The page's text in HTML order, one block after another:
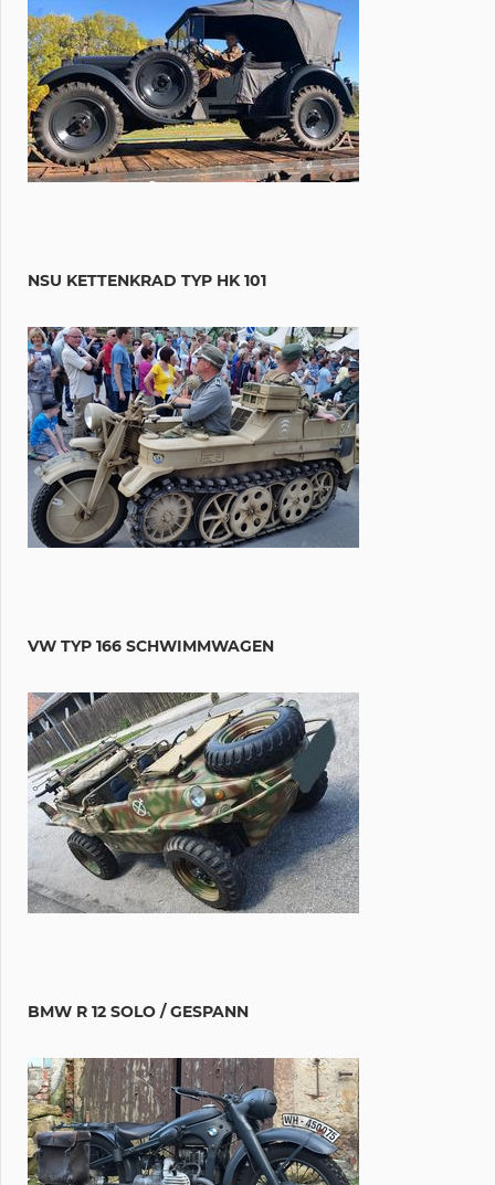
NSU KETTENKRAD TYP HK 101
VW TYP 166 SCHWIMMWAGEN
BMW R 12 SOLO / GESPANN